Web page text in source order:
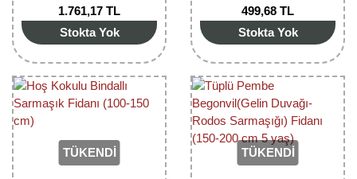
1.761,17 TL
Stokta Yok
499,68 TL
Stokta Yok
TÜKENDİ TÜKENDİ
Üzüm Fidanı
Vişne Fidanı
Yaban Mersini Fidanı
Zeytin Fidanı